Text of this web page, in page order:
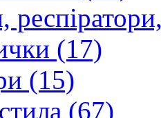
(17)
(15)
(67)